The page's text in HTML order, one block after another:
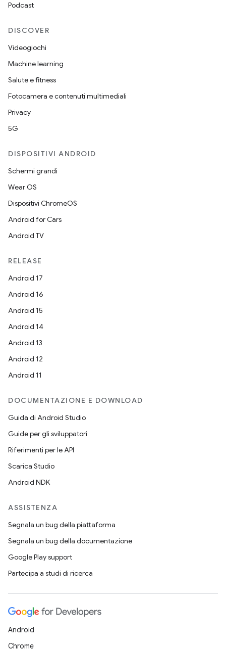
Podcast
DISCOVER
Videogiochi
Machine learning
Salute e fitness
Fotocamera e contenuti multimediali
Privacy
5G
DISPOSITIVI ANDROID
Schermi grandi
Wear OS
Dispositivi ChromeOS
Android for Cars
Android TV
RELEASE
Android 17
Android 16
Android 15
Android 14
Android 13
Android 12
Android 11
DOCUMENTAZIONE E DOWNLOAD
Guida di Android Studio
Guide per gli sviluppatori
Riferimenti per le API
Scarica Studio
Android NDK
ASSISTENZA
Segnala un bug della piattaforma
Segnala un bug della documentazione
Google Play support
Partecipa a studi di ricerca
Android
Chrome